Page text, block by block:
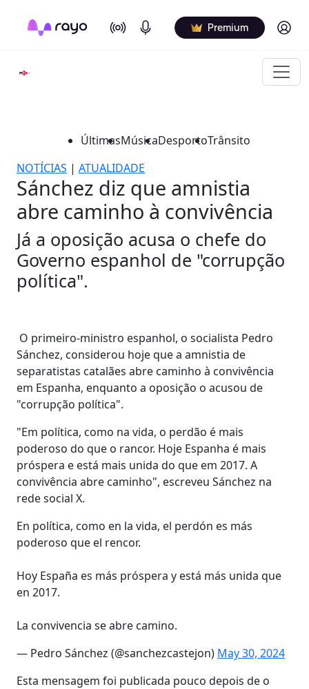
On Air Podcasts Premium Log in
ÚltimasMúsicaDesportoTrânsito
NOTÍCIAS | ATUALIDADE
Sánchez diz que amnistia
abre caminho à convivência
Já a oposição acusa o chefe do
Governo espanhol de "corrupção
política".
O primeiro-ministro espanhol, o socialista Pedro
Sánchez, considerou hoje que a amnistia de
separatistas catalães abre caminho à convivência
em Espanha, enquanto a oposição o acusou de
"corrupção política".
"Em política, como na vida, o perdão é mais
poderoso do que o rancor. Hoje Espanha é mais
próspera e está mais unida do que em 2017. A
convivência abre caminho", escreveu Sánchez na
rede social X.
En política, como en la vida, el perdón es más
poderoso que el rencor.
Hoy España es más próspera y está más unida que
en 2017.
La convivencia se abre camino.
— Pedro Sánchez (@sanchezcastejon) May 30, 2024
Esta mensagem foi publicada pouco depois de o